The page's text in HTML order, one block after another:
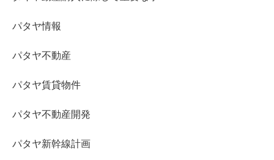
パタヤ情報
パタヤ不動産
パタヤ賃貸物件
パタヤ不動産開発
パタヤ新幹線計画